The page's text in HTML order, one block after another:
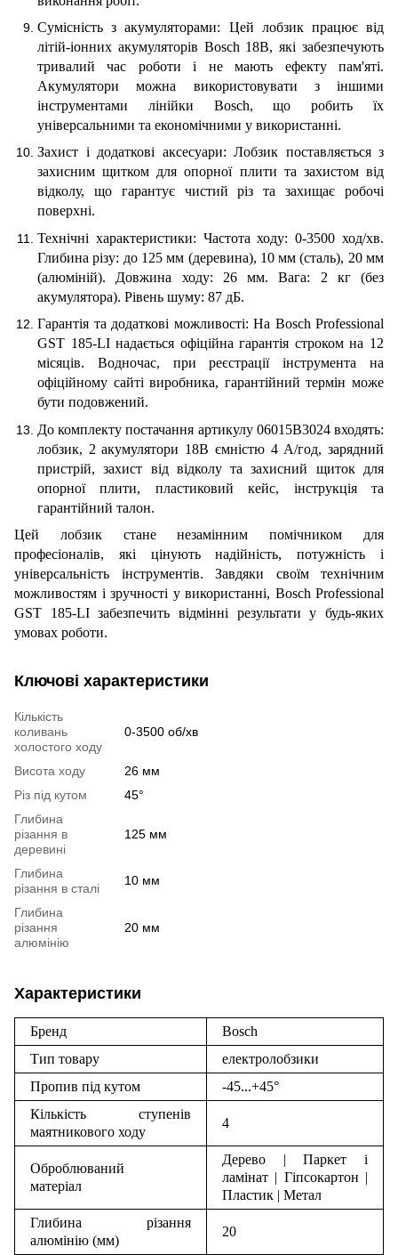
Сумісність з акумуляторами: Цей лобзик працює від
літій-іонних акумуляторів Bosch 18В, які забезпечують
тривалий час роботи і не мають ефекту пам'яті.
Акумулятори можна використовувати з іншими
інструментами лінійки Bosch, що робить їх
універсальними та економічними у використанні.
Захист і додаткові аксесуари: Лобзик поставляється з
захисним щитком для опорної плити та захистом від
відколу, що гарантує чистий різ та захищає робочі
поверхні.
Технічні характеристики: Частота ходу: 0-3500 ход/хв.
Глибина різу: до 125 мм (деревина), 10 мм (сталь), 20 мм
(алюміній). Довжина ходу: 26 мм. Вага: 2 кг (без
акумулятора). Рівень шуму: 87 дБ.
Гарантія та додаткові можливості: На Bosch Professional
GST 185-LI надається офіційна гарантія строком на 12
місяців. Водночас, при реєстрації інструмента на
офіційному сайті виробника, гарантійний термін може
бути подовжений.
До комплекту постачання артикулу 06015B3024 входять:
лобзик, 2 акумулятори 18В ємністю 4 А/год, зарядний
пристрій, захист від відколу та захисний щиток для
опорної плити, пластиковий кейс, інструкція та
гарантійний талон.
Цей лобзик стане незамінним помічником для
професіоналів, які цінують надійність, потужність і
універсальність інструментів. Завдяки своїм технічним
можливостям і зручності у використанні, Bosch Professional
GST 185-LI забезпечить відмінні результати у будь-яких
умовах роботи.
Ключові характеристики
Кількість
коливань
холостого ходу
0-3500 об/хв
Висота ходу
26 мм
Різ під кутом
45°
Глибина
різання в
деревині
125 мм
Глибина
різання в сталі
10 мм
Глибина
різання
алюмінію
20 мм
Характеристики
Бренд
Bosch
Тип товару
електролобзики
Пропив під кутом
-45...+45°
Кількість ступенів
маятникового ходу
4
Оброблюваний
матеріал
Дерево | Паркет і
ламінат | Гіпсокартон |
Пластик | Метал
Глибина різання
алюмінію (мм)
20